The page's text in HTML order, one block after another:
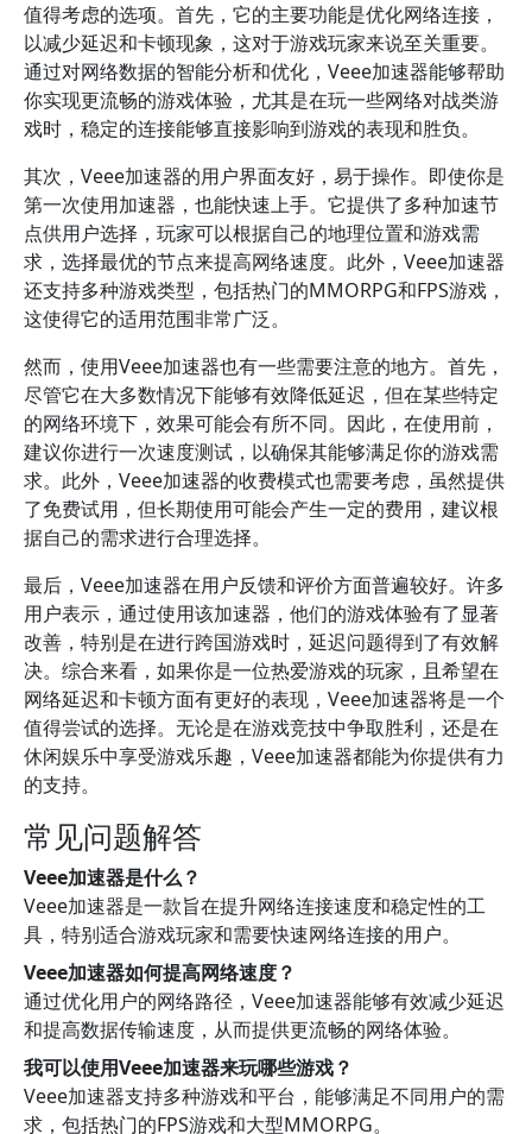
值得考虑的选项。首先，它的主要功能是优化网络连接，
以减少延迟和卡顿现象，这对于游戏玩家来说至关重要。
通过对网络数据的智能分析和优化，Veee加速器能够帮助
你实现更流畅的游戏体验，尤其是在玩一些网络对战类游
戏时，稳定的连接能够直接影响到游戏的表现和胜负。
其次，Veee加速器的用户界面友好，易于操作。即使你是
第一次使用加速器，也能快速上手。它提供了多种加速节
点供用户选择，玩家可以根据自己的地理位置和游戏需
求，选择最优的节点来提高网络速度。此外，Veee加速器
还支持多种游戏类型，包括热门的MMORPG和FPS游戏，
这使得它的适用范围非常广泛。
然而，使用Veee加速器也有一些需要注意的地方。首先，
尽管它在大多数情况下能够有效降低延迟，但在某些特定
的网络环境下，效果可能会有所不同。因此，在使用前，
建议你进行一次速度测试，以确保其能够满足你的游戏需
求。此外，Veee加速器的收费模式也需要考虑，虽然提供
了免费试用，但长期使用可能会产生一定的费用，建议根
据自己的需求进行合理选择。
最后，Veee加速器在用户反馈和评价方面普遍较好。许多
用户表示，通过使用该加速器，他们的游戏体验有了显著
改善，特别是在进行跨国游戏时，延迟问题得到了有效解
决。综合来看，如果你是一位热爱游戏的玩家，且希望在
网络延迟和卡顿方面有更好的表现，Veee加速器将是一个
值得尝试的选择。无论是在游戏竞技中争取胜利，还是在
休闲娱乐中享受游戏乐趣，Veee加速器都能为你提供有力
的支持。
常见问题解答
Veee加速器是什么？
Veee加速器是一款旨在提升网络连接速度和稳定性的工
具，特别适合游戏玩家和需要快速网络连接的用户。
Veee加速器如何提高网络速度？
通过优化用户的网络路径，Veee加速器能够有效减少延迟
和提高数据传输速度，从而提供更流畅的网络体验。
我可以使用Veee加速器来玩哪些游戏？
Veee加速器支持多种游戏和平台，能够满足不同用户的需
求，包括热门的FPS游戏和大型MMORPG。